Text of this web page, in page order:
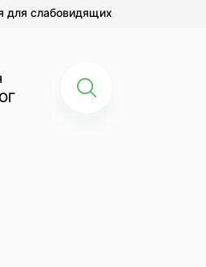
для слабовидящих